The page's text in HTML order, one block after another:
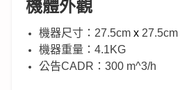
機體外觀
機器尺寸：27.5cm x27.5cm
機器重量：4.1KG
公告CADR：300 m^3/h